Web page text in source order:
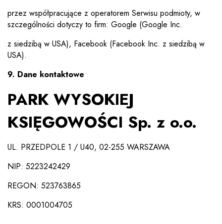
przez współpracujące z operatorem Serwisu podmioty, w
szczególności dotyczy to firm: Google (Google Inc.
z siedzibą w USA), Facebook (Facebook Inc. z siedzibą w
USA).
9. Dane kontaktowe
PARK WYSOKIEJ
KSIĘGOWOŚCI Sp. z o.o.
UL. PRZEDPOLE 1 / U40, 02-255 WARSZAWA
NIP: 5223242429
REGON: 523763865
KRS: 0001004705